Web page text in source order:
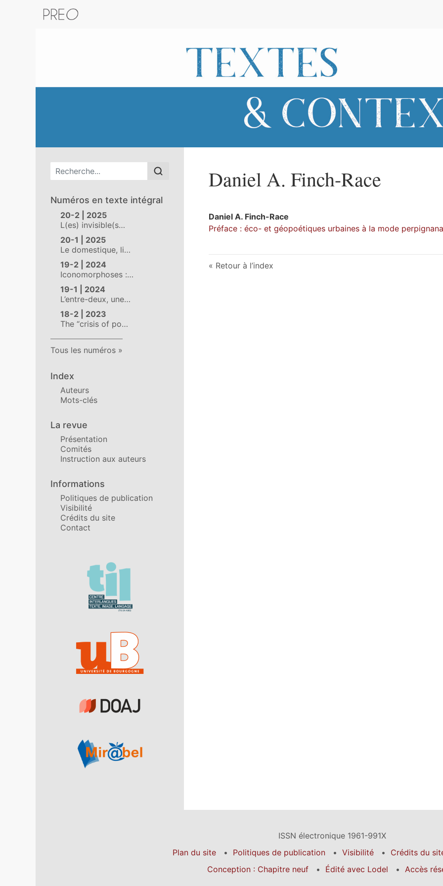
Menu principal
Numéros en texte intégral
20-2 | 2025
L(es) invisible(s…
20-1 | 2025
Le domestique, li…
19-2 | 2024
Iconomorphoses :…
19-1 | 2024
L’entre-deux, une…
18-2 | 2023
The “crisis of po…
Tous les numéros
Index
Auteurs
Mots-clés
La revue
Présentation
Comités
Instruction aux auteurs
Informations
Politiques de publication
Visibilité
Crédits du site
Contact
Affiliations/partenaires
Daniel A. Finch-Race
Daniel A. Finch-Race
Préface : éco- et géopoétiques urbaines à la mode
Retour à l’index
ISSN électronique 1961-991X
Plan du site
Politiques de publication Visibilité
Crédits du
Conception : Chapitre neuf
Édité avec Lodel Accès